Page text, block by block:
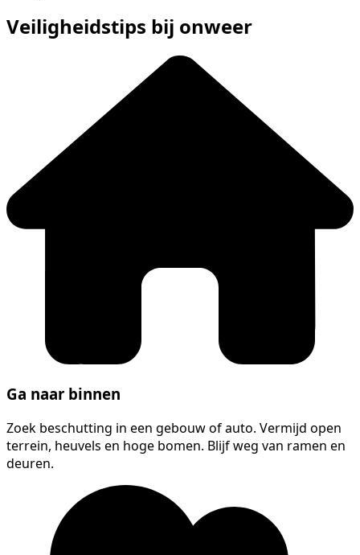
Veiligheidstips bij onweer
Ga naar binnen
Zoek beschutting in een gebouw of auto. Vermijd open
terrein, heuvels en hoge bomen. Blijf weg van ramen en
deuren.